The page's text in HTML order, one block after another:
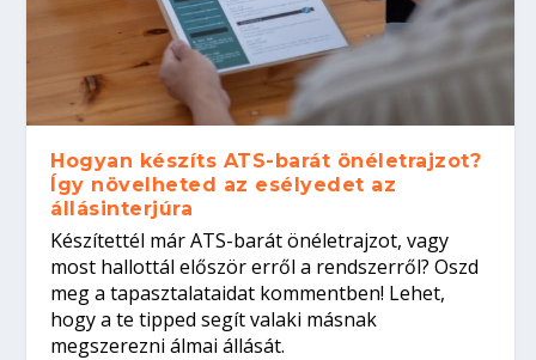
Hogyan készíts ATS-barát önéletrajzot?
Így növelheted az esélyedet az
állásinterjúra
Készítettél már ATS-barát önéletrajzot, vagy
most hallottál először erről a rendszerről? Oszd
meg a tapasztalataidat kommentben! Lehet,
hogy a te tipped segít valaki másnak
megszerezni álmai állását.